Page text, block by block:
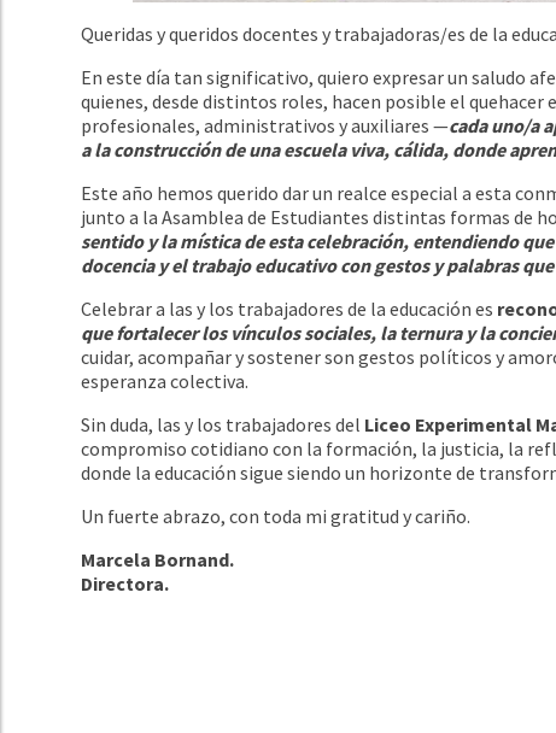
Queridas y queridos docentes y trabajadoras/es de la
En este día tan significativo, quiero expresar un saludo
quienes, desde distintos roles, hacen posible el
profesionales, administrativos y auxiliares —cada uno/a
a la construcción de una escuela viva, cálida, donde
Este año hemos querido dar un realce especial a esta
junto a la Asamblea de Estudiantes distintas formas de
sentido y la mística de esta celebración, entendiendo
docencia y el trabajo educativo con gestos y palabras
Celebrar a las y los trabajadores de la educación es
que fortalecer los vínculos sociales, la ternura y la
cuidar, acompañar y sostener son gestos políticos y
esperanza colectiva.
Sin duda, las y los trabajadores del Liceo Experimental
compromiso cotidiano con la formación, la justicia, la
donde la educación sigue siendo un horizonte de
Un fuerte abrazo, con toda mi gratitud y cariño.
Marcela Bornand.
Directora.